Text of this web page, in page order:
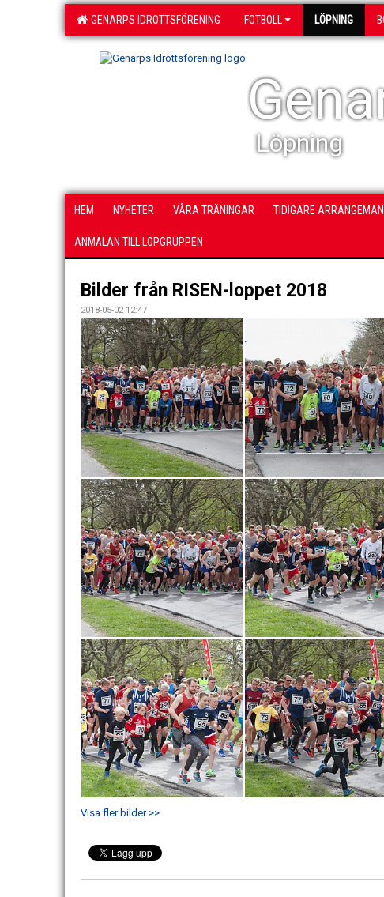
GENARPS IDROTTSFÖRENING FOTBOLL LÖPNING
Löpning
HEM NYHETER VÅRA TRÄNINGAR TIDIGARE
ANMÄLAN TILL LÖPGRUPPEN
Bilder från RISEN-loppet 2018
2018-05-02 12:47
Visa fler bilder >>